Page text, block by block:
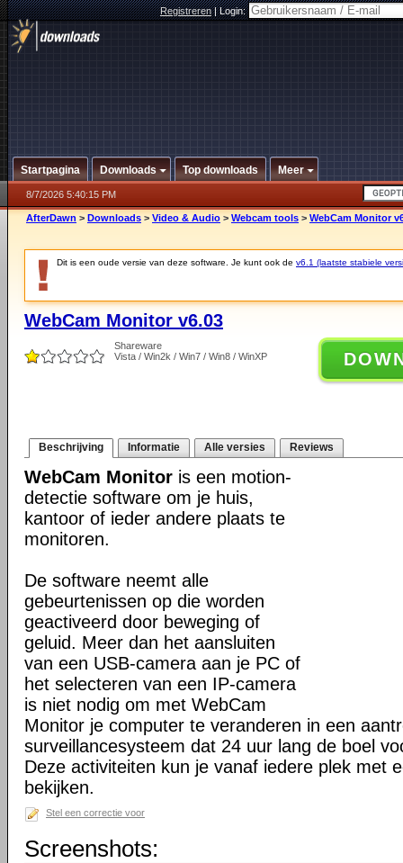
Registreren|Login:
Startpagina Downloads Top downloads Meer
8/7/2026 5:40:15 PM
AfterDawn > Downloads > Video & Audio > Webcam tools > WebCam Monitor
Dit is een oude versie van deze software. Je kunt ook de v6.1 (laatste stabiele
WebCam Monitor v6.03
Shareware
Vista / Win2k / Win7 / Win8 / WinXP
Beschrijving Informatie Alle versies Reviews
WebCam Monitor is een motion-
detectie software om je huis,
kantoor of ieder andere plaats te
monitoren.
De software neemt alle
gebeurtenissen op die worden
geactiveerd door beweging of
geluid. Meer dan het aansluiten
van een USB-camera aan je PC of
het selecteren van een IP-camera
is niet nodig om met WebCam
Monitor je computer te veranderen in een
surveillancesysteem dat 24 uur lang de boel
Deze activiteiten kun je vanaf iedere plek met
bekijken.
Stel een correctie voor
Screenshots: